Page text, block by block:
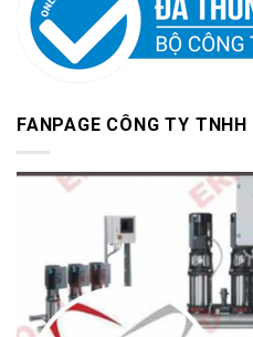
FANPAGE CÔNG TY